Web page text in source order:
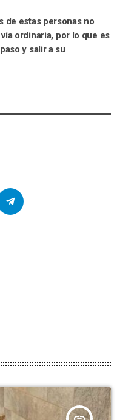
de estas personas no
ordinaria, por lo que es
y salir a su